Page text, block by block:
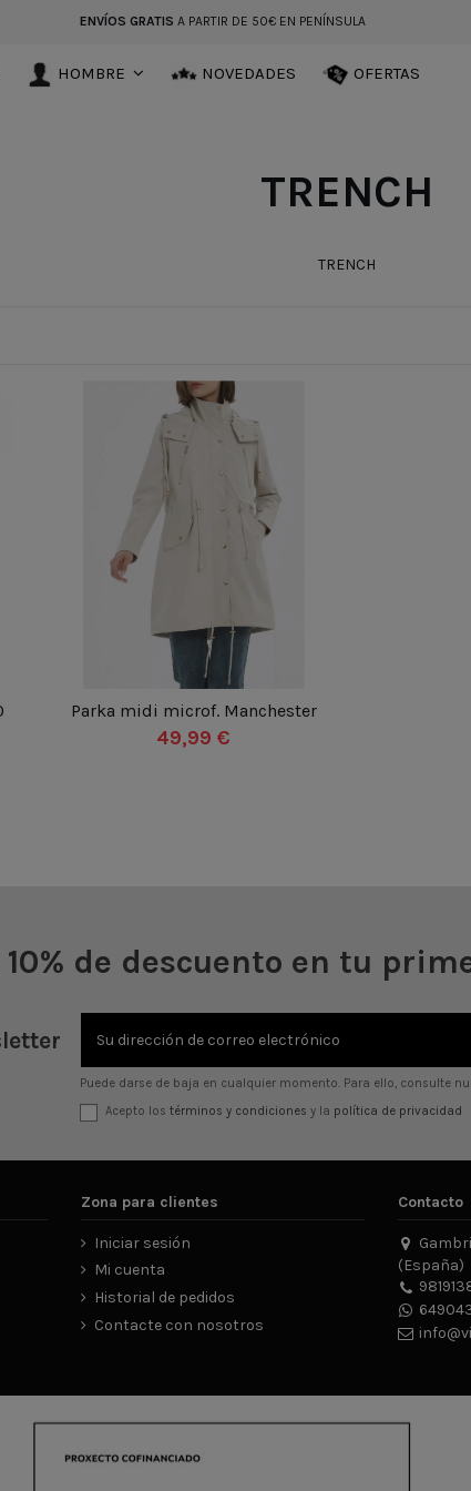
ENVÍOS GRATIS A PARTIR DE 50€ EN PENÍNSULA
HOMBRE NOVEDADES OFERTAS
TRENCH
TRENCH
Parka midi microf. Manchester
49,99 €
AZUL MARINO
BLANCOGRANATE
S M
XL
XXL 3XL 4XL
5XL
de descuento en tu
Puede darse de baja en cualquier momento. Para ello, consulte
Acepto los términos y condiciones y la política de privacidad
Zona para clientes
Iniciar sesión
Mi cuenta
Historial de pedidos
Contacte con nosotros
Contacto
(España)